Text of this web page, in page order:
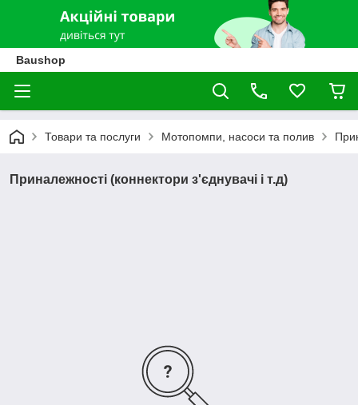
Baushop
Товари та послуги Мотопомпи, насоси та полив
Приналежності (коннектори з'єднувачі і т.д)